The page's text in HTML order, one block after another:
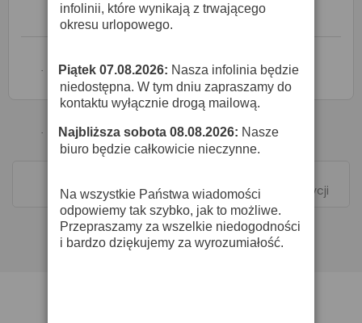
Catfish SM58 - Główka Mikrofonu
 Zapytaj o cenę
Pokazano 1-2 z 2 pozycji
infolinii, które wynikają z trwającego
okresu urlopowego.
· Piątek 07.08.2026: Nasza infolinia będzie
niedostępna. W tym dniu zapraszamy do
kontaktu wyłącznie drogą mailową.
· Najbliższa sobota 08.08.2026: Nasze
biuro będzie całkowicie nieczynne.
Na wszystkie Państwa wiadomości
odpowiemy tak szybko, jak to możliwe.
Przepraszamy za wszelkie niedogodności
i bardzo dziękujemy za wyrozumiałość.